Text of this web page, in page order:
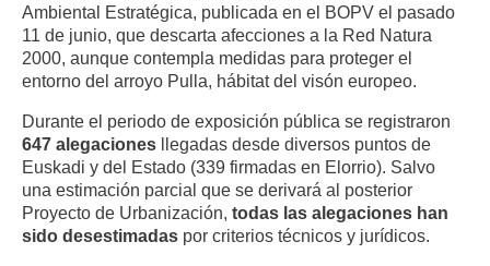
Ambiental Estratégica, publicada en el BOPV el pasado
11 de junio, que descarta afecciones a la Red Natura
2000, aunque contempla medidas para proteger el
entorno del arroyo Pulla, hábitat del visón europeo.
Durante el periodo de exposición pública se registraron
647 alegaciones llegadas desde diversos puntos de
Euskadi y del Estado (339 firmadas en Elorrio). Salvo
una estimación parcial que se derivará al posterior
Proyecto de Urbanización, todas las alegaciones han
sido desestimadas por criterios técnicos y jurídicos.